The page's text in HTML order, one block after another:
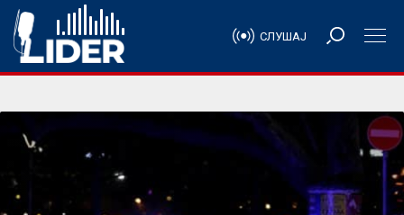
СЛУШАЈ